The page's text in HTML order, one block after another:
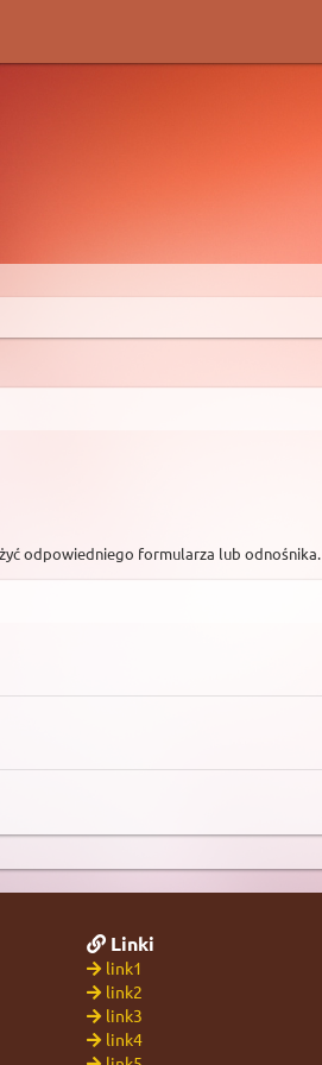
odpowiedniego formularza lub odnośnika.
Linki
link1
link2
link3
link4